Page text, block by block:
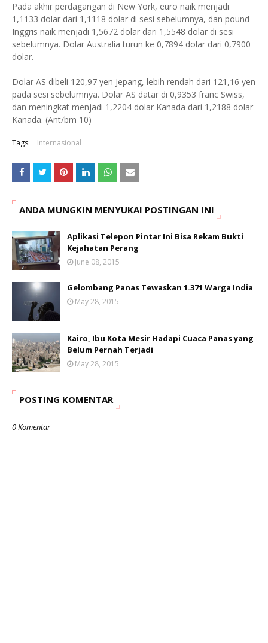
Pada akhir perdagangan di New York, euro naik menjadi
1,1133 dolar dari 1,1118 dolar di sesi sebelumnya, dan pound
Inggris naik menjadi 1,5672 dolar dari 1,5548 dolar di sesi
sebelumnya. Dolar Australia turun ke 0,7894 dolar dari 0,7900
dolar.
Dolar AS dibeli 120,97 yen Jepang, lebih rendah dari 121,16 yen
pada sesi sebelumnya. Dolar AS datar di 0,9353 franc Swiss,
dan meningkat menjadi 1,2204 dolar Kanada dari 1,2188 dolar
Kanada. (Ant/bm 10)
Tags: Internasional
ANDA MUNGKIN MENYUKAI POSTINGAN INI
Aplikasi Telepon Pintar Ini Bisa Rekam Bukti
Kejahatan Perang
June 08, 2015
Gelombang Panas Tewaskan 1.371 Warga India
May 28, 2015
Kairo, Ibu Kota Mesir Hadapi Cuaca Panas yang
Belum Pernah Terjadi
May 28, 2015
POSTING KOMENTAR
0 Komentar